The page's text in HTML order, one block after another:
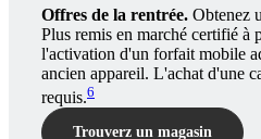
Offres de la rentrée. Obtenez
Plus remis en marché certifié à
l'activation d'un forfait mobile
ancien appareil. L'achat d'une
requis.6
Trouverz un magasin